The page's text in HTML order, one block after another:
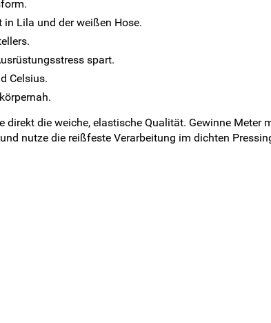
Lila und der weißen Hose.
spart.
Celsius.
die weiche, elastische Qualität. Gewinne
nutze die reißfeste Verarbeitung im dichten